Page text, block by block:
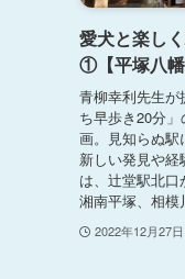
愛犬と楽し
①【平塚八幡
青柳幸利先生が
ち早歩き20分
画。見知らぬ駅
新しい発見や
は、辻堂駅北口
湘南平塚、相模
2022年12月27日